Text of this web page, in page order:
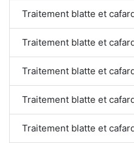
Traitement blatte et
Traitement blatte et
Traitement blatte et
Traitement blatte et
Traitement blatte et